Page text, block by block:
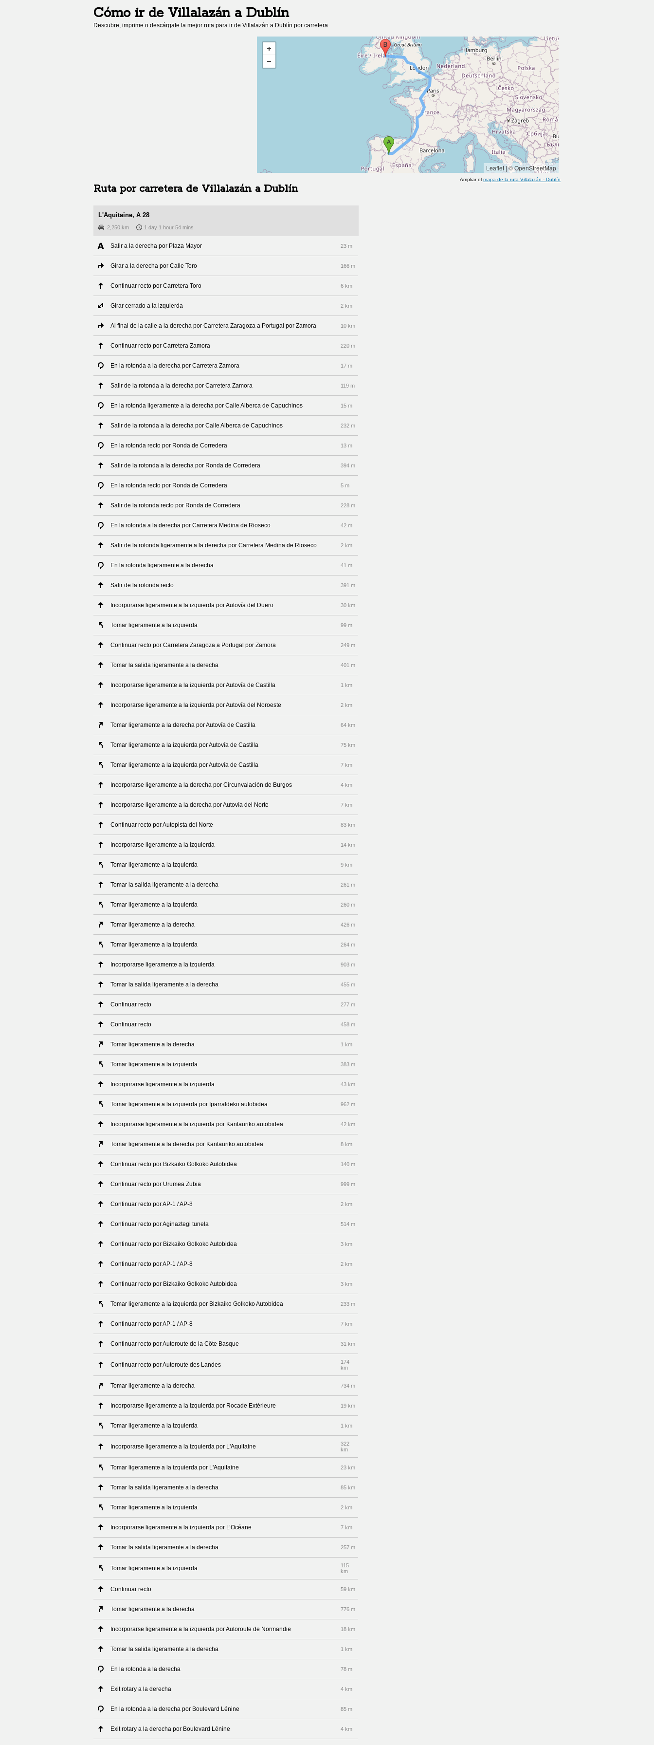
Cómo ir de Villalazána Dublín
Descubre, imprime o descárgate la mejor ruta para ir de Villalazán a Dublín por carretera.
Leaflet|© OpenStreetMap
Ampliar el mapa de la ruta Villalazán - Dublín
Ruta por carretera de Villalazán a Dublín
L'Aquitaine, A 28
2,250 km 1 day 1 hour 54 mins
Salir a la derecha por Plaza Mayor 23 m
Girar a la derecha por Calle Toro 166 m
Continuar recto por Carretera Toro 6 km
Girar cerrado a la izquierda 2 km
Al final de la calle a la derecha por Carretera Zaragoza a Portugal por Zamora 10 km
Continuar recto por Carretera Zamora 220 m
En la rotonda a la derecha por Carretera Zamora 17 m
Salir de la rotonda a la derecha por Carretera Zamora 119 m
En la rotonda ligeramente a la derecha por Calle Alberca de Capuchinos 15 m
Salir de la rotonda a la derecha por Calle Alberca de Capuchinos 232 m
En la rotonda recto por Ronda de Corredera 13 m
Salir de la rotonda a la derecha por Ronda de Corredera 394 m
En la rotonda recto por Ronda de Corredera 5 m
Salir de la rotonda recto por Ronda de Corredera 228 m
En la rotonda a la derecha por Carretera Medina de Rioseco 42 m
Salir de la rotonda ligeramente a la derecha por Carretera Medina de Rioseco 2 km
En la rotonda ligeramente a la derecha 41 m
Salir de la rotonda recto 391 m
Incorporarse ligeramente a la izquierda por Autovía del Duero 30 km
Tomar ligeramente a la izquierda 99 m
Continuar recto por Carretera Zaragoza a Portugal por Zamora 249 m
Tomar la salida ligeramente a la derecha 401 m
Incorporarse ligeramente a la izquierda por Autovía de Castilla 1 km
Incorporarse ligeramente a la izquierda por Autovía del Noroeste 2 km
Tomar ligeramente a la derecha por Autovía de Castilla 64 km
Tomar ligeramente a la izquierda por Autovía de Castilla 75 km
Tomar ligeramente a la izquierda por Autovía de Castilla 7 km
Incorporarse ligeramente a la derecha por Circunvalación de Burgos 4 km
Incorporarse ligeramente a la derecha por Autovía del Norte 7 km
Continuar recto por Autopista del Norte 83 km
Incorporarse ligeramente a la izquierda 14 km
Tomar ligeramente a la izquierda 9 km
Tomar la salida ligeramente a la derecha 261 m
Tomar ligeramente a la izquierda 260 m
Tomar ligeramente a la derecha 426 m
Tomar ligeramente a la izquierda 264 m
Incorporarse ligeramente a la izquierda 903 m
Tomar la salida ligeramente a la derecha 455 m
Continuar recto 277 m
Continuar recto 458 m
Tomar ligeramente a la derecha 1 km
Tomar ligeramente a la izquierda 383 m
Incorporarse ligeramente a la izquierda 43 km
Tomar ligeramente a la izquierda por Iparraldeko autobidea 962 m
Incorporarse ligeramente a la izquierda por Kantauriko autobidea 42 km
Tomar ligeramente a la derecha por Kantauriko autobidea 8 km
Continuar recto por Bizkaiko Golkoko Autobidea 140 m
Continuar recto por Urumea Zubia 999 m
Continuar recto por AP-1 / AP-8 2 km
Continuar recto por Aginaztegi tunela 514 m
Continuar recto por Bizkaiko Golkoko Autobidea 3 km
Continuar recto por AP-1 / AP-8 2 km
Continuar recto por Bizkaiko Golkoko Autobidea 3 km
Tomar ligeramente a la izquierda por Bizkaiko Golkoko Autobidea 233 m
Continuar recto por AP-1 / AP-8 7 km
Continuar recto por Autoroute de la Côte Basque 31 km
Continuar recto por Autoroute des Landes
174
km
Tomar ligeramente a la derecha 734 m
Incorporarse ligeramente a la izquierda por Rocade Extérieure 19 km
Tomar ligeramente a la izquierda 1 km
Incorporarse ligeramente a la izquierda por L'Aquitaine
322
km
Tomar ligeramente a la izquierda por L'Aquitaine 23 km
Tomar la salida ligeramente a la derecha 85 km
Tomar ligeramente a la izquierda 2 km
Incorporarse ligeramente a la izquierda por L’Océane 7 km
Tomar la salida ligeramente a la derecha 257 m
Tomar ligeramente a la izquierda
115
km
Continuar recto 59 km
Tomar ligeramente a la derecha 776 m
Incorporarse ligeramente a la izquierda por Autoroute de Normandie 18 km
Tomar la salida ligeramente a la derecha 1 km
En la rotonda a la derecha 78 m
Exit rotary a la derecha 4 km
En la rotonda a la derecha por Boulevard Lénine 85 m
Exit rotary a la derecha por Boulevard Lénine 4 km